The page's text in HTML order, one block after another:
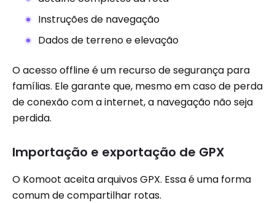
Instruções de navegação
Dados de terreno e elevação
O acesso offline é um recurso de segurança para
famílias. Ele garante que, mesmo em caso de perda
de conexão com a internet, a navegação não seja
perdida.
Importação e exportação de GPX
O Komoot aceita arquivos GPX. Essa é uma forma
comum de compartilhar rotas.